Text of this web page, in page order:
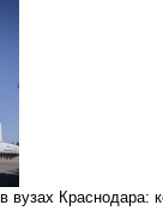
Краснодара: